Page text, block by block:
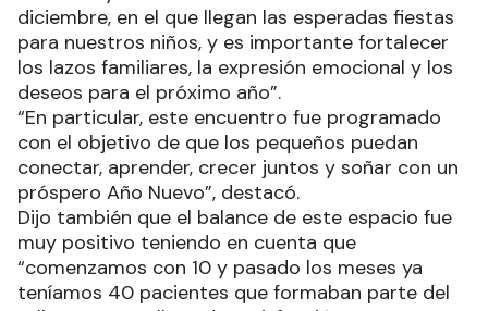
diciembre, en el que llegan las esperadas fiestas
para nuestros niños, y es importante fortalecer
los lazos familiares, la expresión emocional y los
deseos para el próximo año”.
“En particular, este encuentro fue programado
con el objetivo de que los pequeños puedan
conectar, aprender, crecer juntos y soñar con un
próspero Año Nuevo”, destacó.
Dijo también que el balance de este espacio fue
muy positivo teniendo en cuenta que
“comenzamos con 10 y pasado los meses ya
teníamos 40 pacientes que formaban parte del